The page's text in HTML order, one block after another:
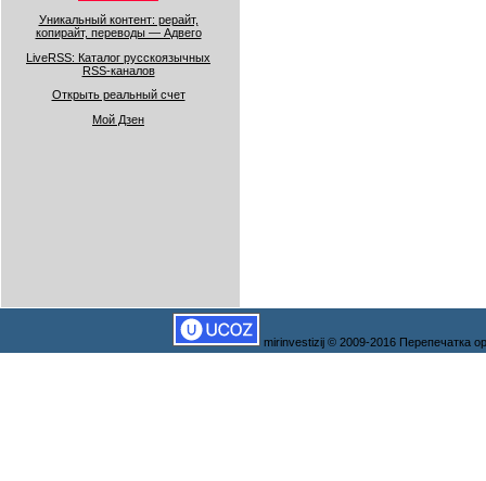
Уникальный контент: рерайт,
копирайт, переводы — Адвего
LiveRSS: Каталог русскоязычных
RSS-каналов
Открыть реальный счет
Мой Дзен
mirinvestizij © 2009-2016 Перепечатка